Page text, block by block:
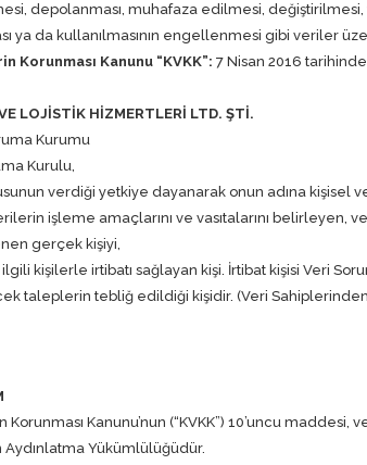
depolanması, muhafaza edilmesi, değiştirilmesi,
ya da kullanılmasının engellenmesi gibi veriler
Korunması Kanunu “KVKK”: 7 Nisan 2016
LOJİSTİK HİZMERTLERİ LTD. ŞTİ.
Kurumu
Kurulu,
verdiği yetkiye dayanarak onun adına kişisel
işleme amaçlarını ve vasıtalarını
gerçek kişiyi,
kişilerle irtibatı sağlayan kişi. İrtibat kişisi Veri
taleplerin tebliğ edildiği kişidir. (Veri
Korunması Kanunu’nun (“KVKK”) 10’uncu
Aydınlatma Yükümlülüğüdür.